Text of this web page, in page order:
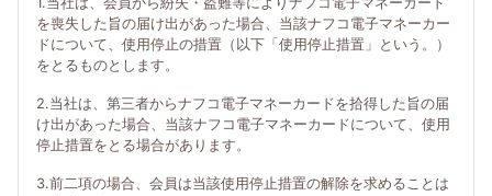
を喪失した旨の届け出があった場合、当該ナフコ電子マネーカー
ドについて、使用停止の措置（以下「使用停止措置」という。）
をとるものとします。
2.当社は、第三者からナフコ電子マネーカードを拾得した旨の届
け出があった場合、当該ナフコ電子マネーカードについて、使用
停止措置をとる場合があります。
3.前二項の場合、会員は当該使用停止措置の解除を求めることは